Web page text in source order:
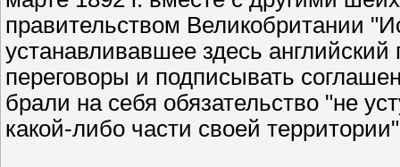
правительством Великобритании
устанавливавшее здесь
переговоры и подписывать
брали на себя обязательство "не
какой-либо части своей